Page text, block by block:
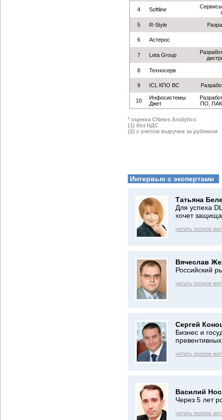
4 Softline
5 R-Style
6 Астерос
7 Leta Group
8 Техносерв
9 ICL КПО ВС
10
Инфосистемы
Джет
ПО, ПАК,
* оценка CNews Analytics
(1) без НДС
(2) с учетом выручки за рубежом
Интервью с экспертами
Татьяна
Для успеха
хочет
читать полное
Вячеслав
Российский
читать полное
Сергей
Бизнес и
читать полное
Василий
Через 5 лет
читать полное